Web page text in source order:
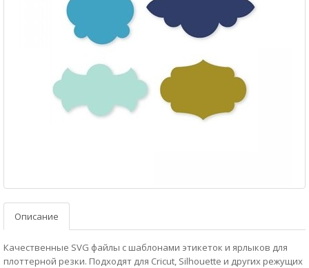
Описание
Качественные SVG файлы с шаблонами этикеток и ярлыков для
плоттерной резки. Подходят для Cricut, Silhouette и других режущих